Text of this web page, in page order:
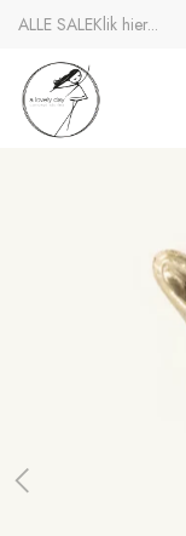
ALLE SALEKlik hier...